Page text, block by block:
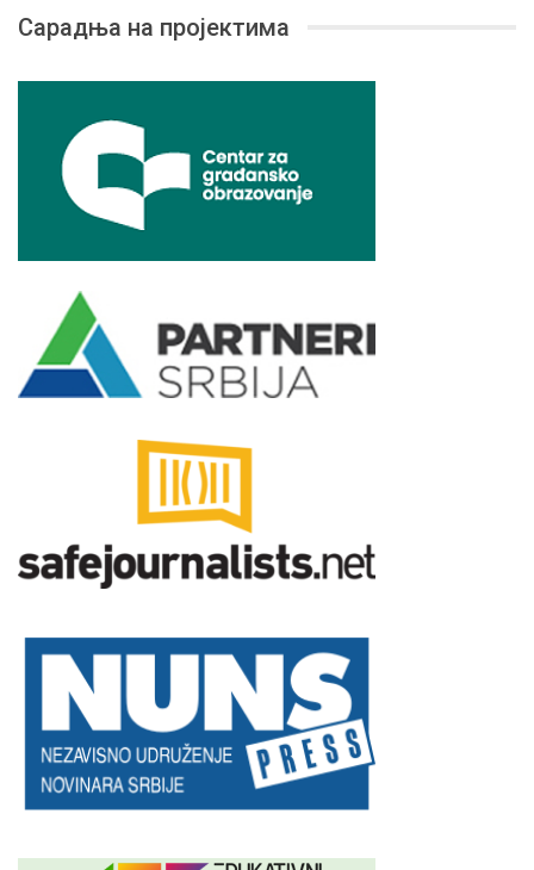
Сарадња на пројектима